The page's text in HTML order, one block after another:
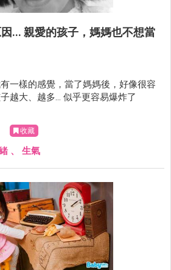
... 親愛的孩子，媽媽也不想當
一樣的感覺，當了媽媽後，好像很容
越大、越多... 似乎更容易爆炸了
收藏
、 生氣